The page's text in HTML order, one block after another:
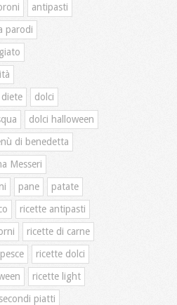
antipasti
parodi
diete
dolci
dolci halloween
di benedetta
Messeri
pane
patate
ricette antipasti
ricette di carne
ricette dolci
ricette light
piatti